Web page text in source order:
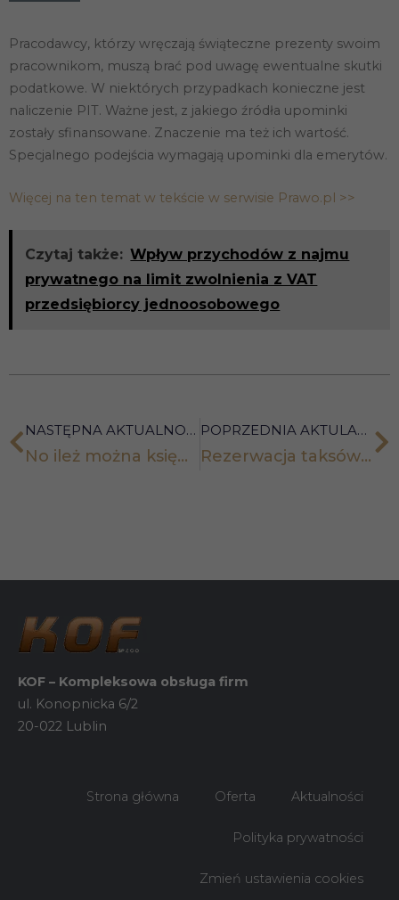
Pracodawcy, którzy wręczają świąteczne prezenty swoim
pracownikom, muszą brać pod uwagę ewentualne skutki
podatkowe. W niektórych przypadkach konieczne jest
naliczenie PIT. Ważne jest, z jakiego źródła upominki
zostały sfinansowane. Znaczenie ma też ich wartość.
Specjalnego podejścia wymagają upominki dla emerytów.
Więcej na ten temat w tekście w serwisie Prawo.pl >>
Czytaj także: Wpływ przychodów z najmu
prywatnego na limit zwolnienia z VAT
przedsiębiorcy jednoosobowego
NASTĘPNA AKTUALNOŚĆ
No ileż można księgować 1 fakturę..?
POPRZEDNIA AKTULANOŚĆ
Rezerwacja taksówek za pomocą aplikacji mobilnych z 8-proc. VAT
KOF – Kompleksowa obsługa firm
ul. Konopnicka 6/2
20-022 Lublin
Strona główna Oferta Aktualności
Polityka prywatności
Zmień ustawienia cookies
Konieczne
Te pliki cookie
opcjonalne. Są
one potrzebne
funkcjonowania